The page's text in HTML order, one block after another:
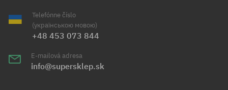
Telefónne číslo
(українською мовою)
+48 453 073 844
E-mailová adresa
info@supersklep.sk